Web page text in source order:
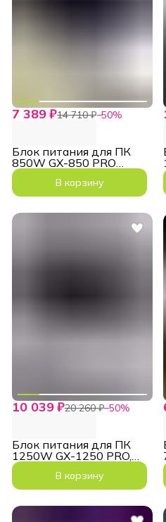
7 389 ₽14 710 ₽−50%
Блок питания для ПК
850W GX-850 PRO
Black 12VHPWR
модульныйВ корзину
10 039 ₽20 260 ₽−50%
Блок питания для ПК
1250W GX-1250 PRO,
12VHPWR Black
В корзину